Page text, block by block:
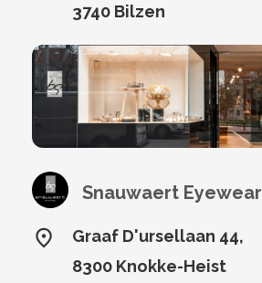
3740 Bilzen
Snauwaert Eyewear
Graaf D'ursellaan 44,
8300 Knokke-Heist